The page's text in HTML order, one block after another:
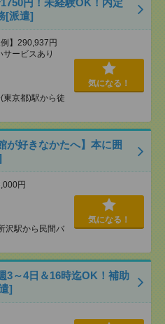
円！未経験OK！内定
[派遣]
】290,937円
ービスあり
東京都)駅から徒
気になる！
が好きなかたへ】本に囲
円
沢駅から民間バ
気になる！
3～4日＆16時迄OK！補助
]